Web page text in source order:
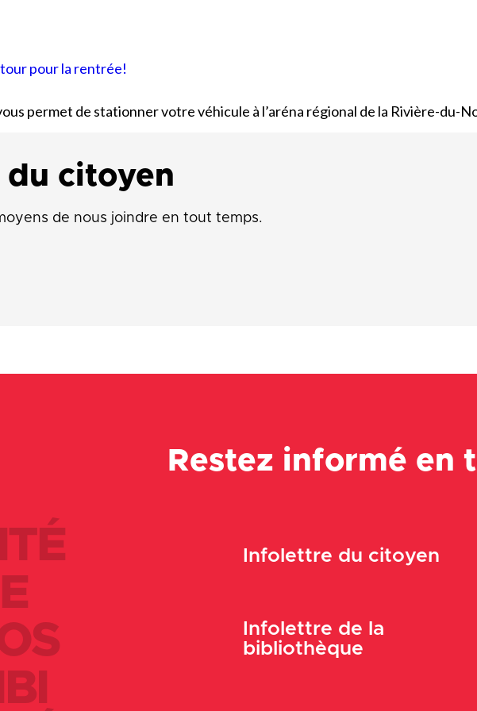
Rendez-vous gourmand
Services aux organismes
Zones inondables
pour la rentrée!
permet de stationner votre véhicule à l’aréna régional de la Rivière-du-
du citoyen
de nous joindre en tout temps.
Restez informé en
Infolettre du citoyen
Infolettre de la
bibliothèque